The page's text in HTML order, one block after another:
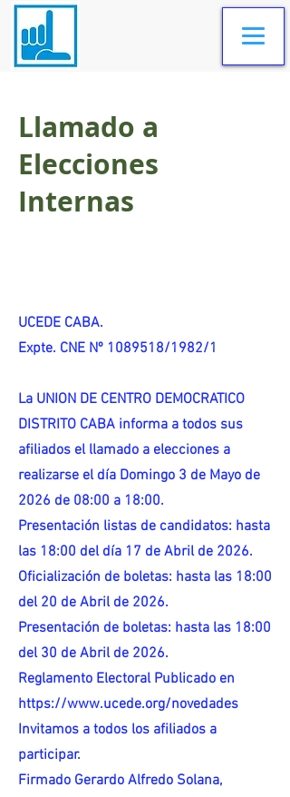
Llamado a
Elecciones
Internas
UCEDE CABA.
Expte. CNE Nº 1089518/1982/1
La UNION DE CENTRO DEMOCRATICO
DISTRITO CABA informa a todos sus
afiliados el llamado a elecciones a
realizarse el día Domingo 3 de Mayo de
2026 de 08:00 a 18:00.
Presentación listas de candidatos: hasta
las 18:00 del día 17 de Abril de 2026.
Oficialización de boletas: hasta las 18:00
del 20 de Abril de 2026.
Presentación de boletas: hasta las 18:00
del 30 de Abril de 2026.
Reglamento Electoral Publicado en
https://www.ucede.org/novedades
Invitamos a todos los afiliados a
participar.
Firmado Gerardo Alfredo Solana,